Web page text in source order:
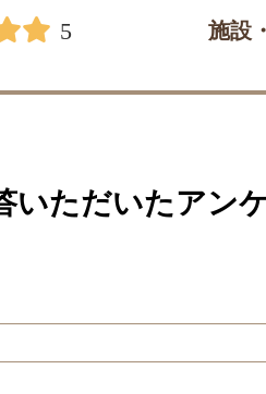
5 施設
いただいたアン